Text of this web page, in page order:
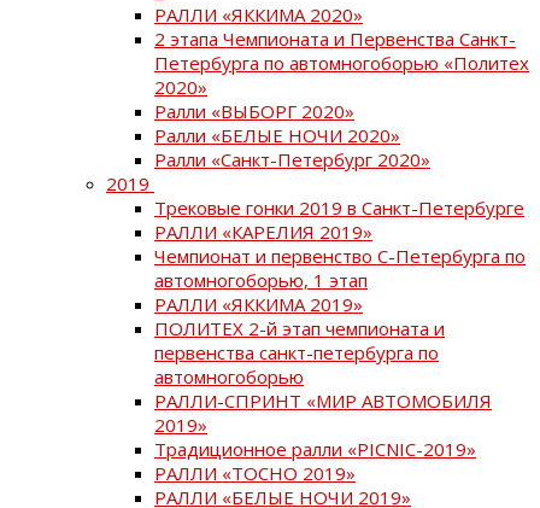
РАЛЛИ «ЯККИМА 2020»
2 этапа Чемпионата и Первенства Санкт-
Петербурга по автомногоборью «Политех
2020»
Ралли «ВЫБОРГ 2020»
Ралли «БЕЛЫЕ НОЧИ 2020»
Ралли «Санкт-Петербург 2020»
2019
Трековые гонки 2019 в Санкт-Петербурге
РАЛЛИ «КАРЕЛИЯ 2019»
Чемпионат и первенство С-Петербурга по
автомногоборью, 1 этап
РАЛЛИ «ЯККИМА 2019»
ПОЛИТЕХ 2-й этап чемпионата и
первенства санкт-петербурга по
автомногоборью
РАЛЛИ-СПРИНТ «МИР АВТОМОБИЛЯ
2019»
Традиционное ралли «PICNIC-2019»
РАЛЛИ «ТОСНО 2019»
РАЛЛИ «БЕЛЫЕ НОЧИ 2019»